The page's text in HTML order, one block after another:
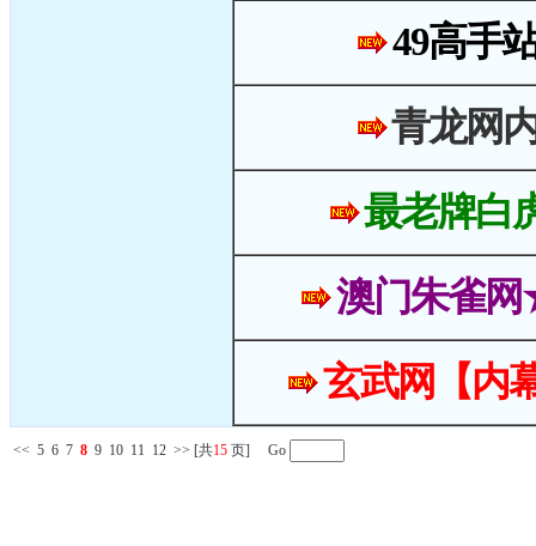
49高手
青龙网
最老牌白
澳门朱雀
玄武网【内
<< 5 6 7 8 9 10 11 12 >> [共15 页] Go